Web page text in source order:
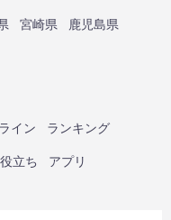
宮崎県
鹿児島県
イン ランキング
立ち アプリ